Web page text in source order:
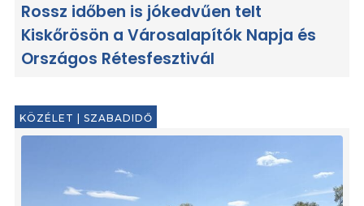
Rossz időben is jókedvűen telt
Kiskőrösön a Városalapítók Napja és
Országos Rétesfesztivál
KÖZÉLET | SZABADIDŐ